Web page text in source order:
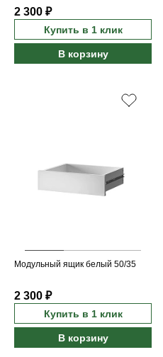
2 300 ₽
Купить в 1 клик
В корзину
Модульный ящик белый 50/35
2 300 ₽
Купить в 1 клик
В корзину